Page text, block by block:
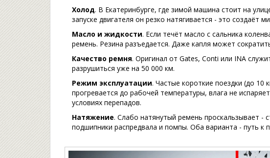
Холод. В Екатеринбурге, где зимой машина стоит на
запуске двигателя он резко натягивается - это создаёт
Масло и жидкости. Если течёт масло с сальника
ремень. Резина разъедается. Даже капля может
Качество ремня. Оригинал от Gates, Conti или INA
разрушиться уже на 50 000 км.
Режим эксплуатации. Частые короткие поездки (до 10
прогревается до рабочей температуры, влага не
условиях перепадов.
Натяжение. Слабо натянутый ремень проскальзывает -
подшипники распредвала и помпы. Оба варианта - путь к